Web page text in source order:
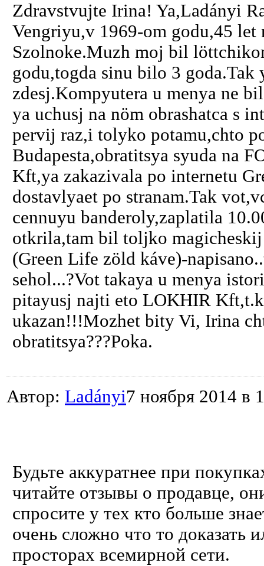
Zdravstvujte Irina! Ya,Ladányi
Vengriyu,v 1969-om godu,45 let
Szolnoke.Muzh moj bil
godu,togda sinu bilo 3 goda.Tak
zdesj.Kompyutera u menya ne
ya uchusj na nöm obrashatca s
pervij raz,i tolyko potamu,chto
Budapesta,obratitsya syuda na
Kft,ya zakazivala po internetu
dostavlyaet po stranam.Tak
cennuyu banderoly,zaplatila
otkrila,tam bil toljko
(Green Life zöld káve)-
sehol...?Vot takaya u menya
pitayusj najti eto LOKHIR
ukazan!!!Mozhet bity Vi, Irina
obratitsya???Poka.
Автор: Ladányi7 ноября 2014 в
Будьте аккуратнее при
читайте отзывы о продавце,
спросите у тех кто больше
очень сложно что то доказать
просторах всемирной сети.